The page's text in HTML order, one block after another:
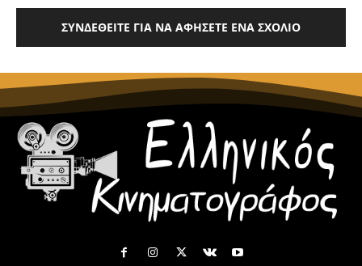
ΣΥΝΔΕΘΕΊΤΕ ΓΙΑ ΝΑ ΑΦΉΣΕΤΕ ΈΝΑ ΣΧΌΛΙΟ